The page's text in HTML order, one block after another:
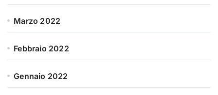
Marzo 2022
Febbraio 2022
Gennaio 2022